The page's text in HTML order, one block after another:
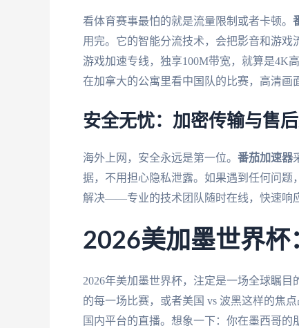
看体育赛事最怕的就是流量限制或者卡顿。
用完。它的智能分流技术，会把影音和游戏
游戏加速专线，独享100M带宽，就算是4K
在加拿大的公寓里看中国队的比赛，高清画
安全无忧：加密传输与售
海外上网，安全永远是第一位。 番茄加速器
据，不用担心隐私泄露。如果遇到任何问题
解决——专业的技术团队随时在线，快速响
2026美加墨世界杯
2026年美加墨世界杯，注定是一场全球瞩
的每一场比赛，或者美国 vs 波黑这样的焦
国内平台的直播。想象一下：你在墨西哥的